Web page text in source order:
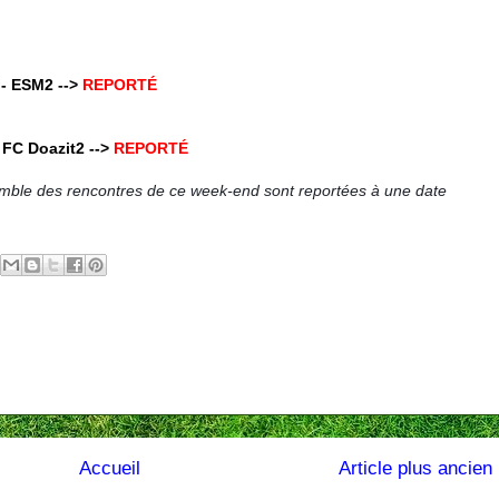
ESM2 --> REPORTÉ
Doazit2 --> REPORTÉ
des rencontres de ce week-end sont reportées à une date
Article plus ancien
Accueil